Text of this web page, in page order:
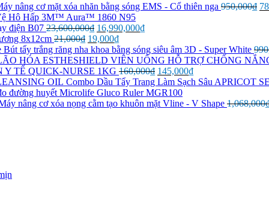
nâng cơ mặt xóa nhăn bằng sóng EMS - Cổ thiên nga 950,000₫
Hô Hấp 3M™ Aura™ 1860 N95
điện B07 23,600,000₫ Giá
gốc
là:
23,600,000₫.
16,990,000₫Giá
tại
là:
16,990,000₫.
8x12cm 21,000₫ Giá
gốc
là:
21,000₫.
19,000₫Giá
hiện
tại
là:
19,000₫.
Bút tẩy trắng răng nha khoa bằng sóng siêu âm 3D - Super White
VIÊN UỐNG HỖ TRỢ CHỐNG
Y TẾ QUICK-NURSE 1KG 160,000₫ Giá
gốc
là:
160,000₫.
145,000₫Giá
hiện
là:
Combo Dầu Tẩy Trang Làm Sạch Sâu
đường huyết Microlife Gluco Ruler MGR100
nâng cơ xóa nọng cằm tạo khuôn mặt Vline - V Shape 1,068,000